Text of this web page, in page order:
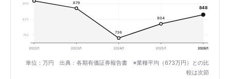
900
825
750
879
736
804
848
2022/1 2023/1 2024/1 2025/1 2026/1
単位：万円 出典：各期有価証券報告書 ※業種平均（673万円）との比
較は次節